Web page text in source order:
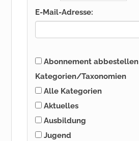
E-Mail-Adresse:
Abonnement abbestellen
Kategorien/Taxonomien
Alle Kategorien
Aktuelles
Ausbildung
Jugend